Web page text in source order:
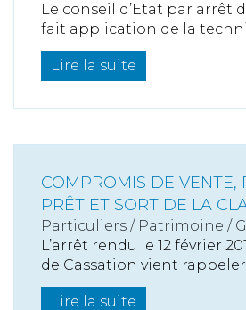
Le conseil d’Etat par arrêt
fait application de la
Lire la suite
COMPROMIS DE VENTE,
PRÊT ET SORT DE LA
Particuliers / Patrimoine /
L’arrêt rendu le 12 février
de Cassation vient rappeler
Lire la suite